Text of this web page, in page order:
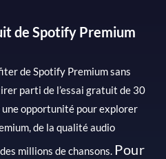
de Spotify Premium
de Spotify Premium sans
parti de l’essai gratuit de 30
une opportunité pour explorer
de la qualité audio
millions de chansons. Pour